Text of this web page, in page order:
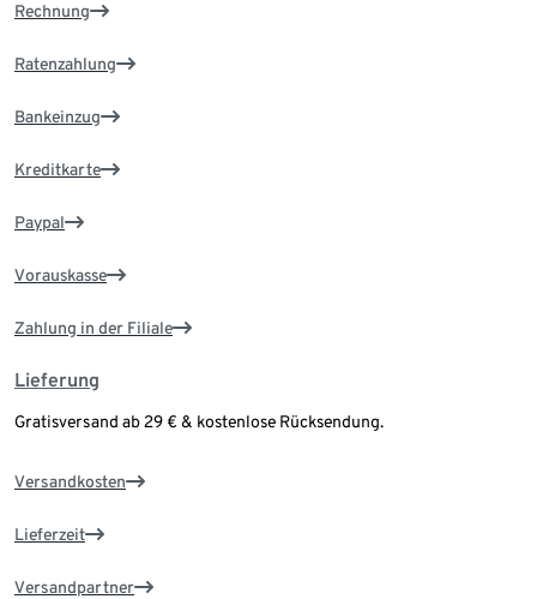
Rechnung
Ratenzahlung
Bankeinzug
Kreditkarte
Paypal
Vorauskasse
Zahlung in der Filiale
Lieferung
Gratisversand ab 29 € & kostenlose Rücksendung.
Versandkosten
Lieferzeit
Versandpartner